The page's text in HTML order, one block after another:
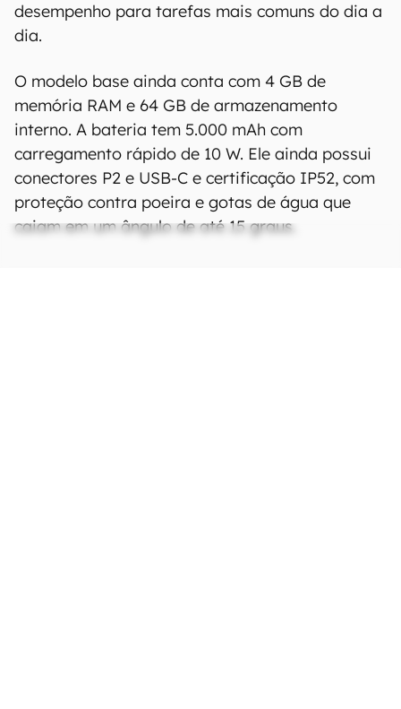
desempenho para tarefas mais comuns do dia a
dia.
O modelo base ainda conta com 4 GB de
memória RAM e 64 GB de armazenamento
interno. A bateria tem 5.000 mAh com
carregamento rápido de 10 W. Ele ainda possui
conectores P2 e USB-C e certificação IP52, com
proteção contra poeira e gotas de água que
caiam em um ângulo de até 15 graus.